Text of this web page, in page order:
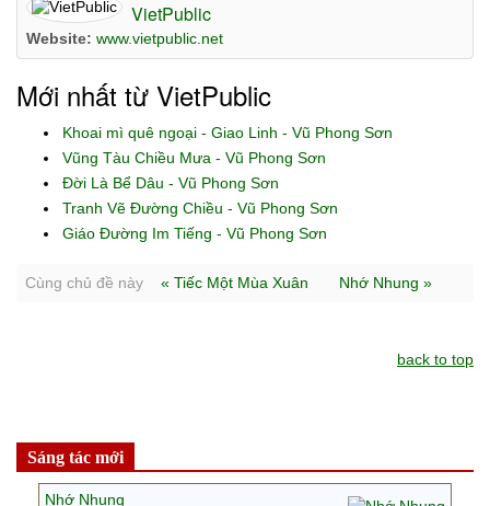
VietPublic
Website: www.vietpublic.net
Mới nhất từ VietPublic
Khoai mì quê ngoại - Giao Linh - Vũ Phong Sơn
Vũng Tàu Chiều Mưa - Vũ Phong Sơn
Đời Là Bể Dâu - Vũ Phong Sơn
Tranh Vẽ Đường Chiều - Vũ Phong Sơn
Giáo Đường Im Tiếng - Vũ Phong Sơn
Cùng chủ đề này « Tiếc Một Mùa Xuân Nhớ Nhung »
back to top
Sáng tác mới
Nhớ Nhung